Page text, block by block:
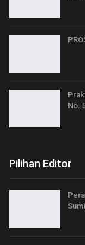
No.
Pilihan Editor